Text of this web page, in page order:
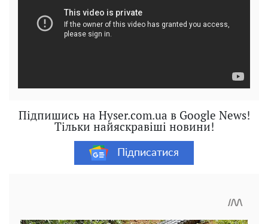
Підпишись на Hyser.com.ua в Google News!
Тільки найяскравіші новини!
Підписатися